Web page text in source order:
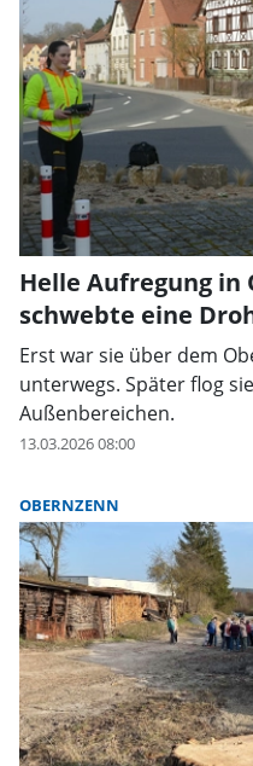
Helle Aufregung in
schwebte eine
Erst war sie über dem
unterwegs. Später flog
Außenbereichen.
13.03.2026 08:00
OBERNZENN